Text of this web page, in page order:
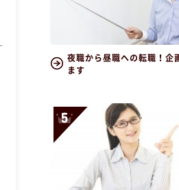
夜職から昼職への転職！企
ます